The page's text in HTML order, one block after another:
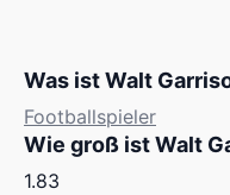
Was ist Walt
Footballspieler
Wie groß ist Walt
1.83